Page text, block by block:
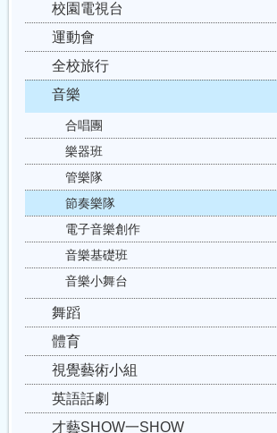
校園電視台
運動會
全校旅行
音樂
合唱團
樂器班
管樂隊
節奏樂隊
電子音樂創作
音樂基礎班
音樂小舞台
舞蹈
體育
視覺藝術小組
英語話劇
才藝SHOW一SHOW